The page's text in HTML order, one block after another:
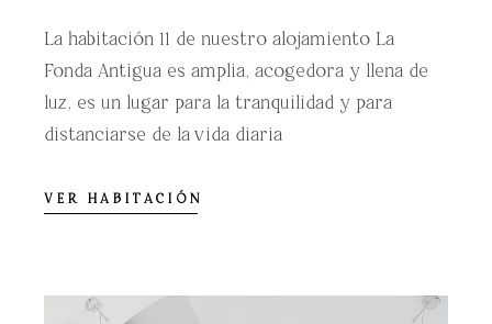
La habitación 11 de nuestro alojamiento La
Fonda Antigua es amplia, acogedora y llena de
luz, es un lugar para la tranquilidad y para
distanciarse de la vida diaria
VER HABITACIÓN